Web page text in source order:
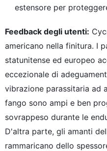
estensore per
Feedback degli utenti:
americano nella finitura. I
statunitense ed europeo
eccezionale di
vibrazione parassitaria ad
fango sono ampi e ben
sovrappeso durante le
D'altra parte, gli amanti
rammaricano dello